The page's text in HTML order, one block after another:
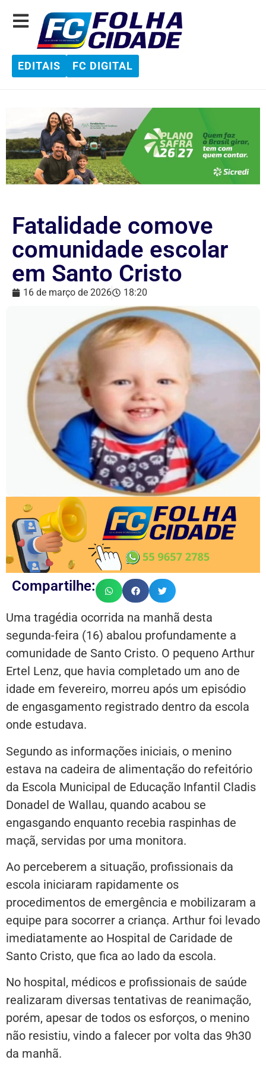
EDITAIS FC DIGITAL
Fatalidade comove
comunidade escolar
em Santo Cristo
16 de março de 2026 18:20
Compartilhe:
Uma tragédia ocorrida na manhã desta
segunda-feira (16) abalou profundamente a
comunidade de Santo Cristo. O pequeno Arthur
Ertel Lenz, que havia completado um ano de
idade em fevereiro, morreu após um episódio
de engasgamento registrado dentro da escola
onde estudava.
Segundo as informações iniciais, o menino
estava na cadeira de alimentação do refeitório
da Escola Municipal de Educação Infantil Cladis
Donadel de Wallau, quando acabou se
engasgando enquanto recebia raspinhas de
maçã, servidas por uma monitora.
Ao perceberem a situação, profissionais da
escola iniciaram rapidamente os
procedimentos de emergência e mobilizaram a
equipe para socorrer a criança. Arthur foi levado
imediatamente ao Hospital de Caridade de
Santo Cristo, que fica ao lado da escola.
No hospital, médicos e profissionais de saúde
realizaram diversas tentativas de reanimação,
porém, apesar de todos os esforços, o menino
não resistiu, vindo a falecer por volta das 9h30
da manhã.